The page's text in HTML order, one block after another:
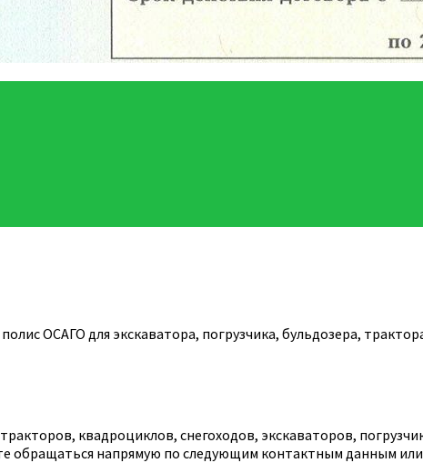
ОСАГО для экскаватора, погрузчика, бульдозера,
квадроциклов, снегоходов, экскаваторов,
обращаться напрямую по следующим контактным данным